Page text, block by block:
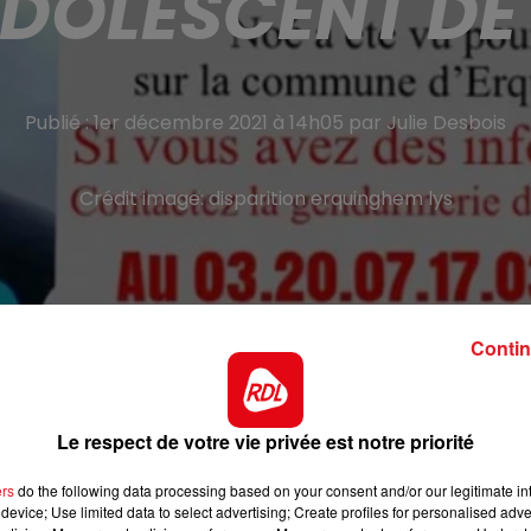
Publié : 1er décembre 2021 à 14h05 par Julie Desbois
Crédit image:disparition erquinghem lys
à témoins. Noé, Blondez, 15 ans a disparu après
vers 19h ce mardi. L’adolescent mesure 1m70, a les
orange ou beige avec un manteau noir. Il ne
Le respect de votre vie privée est notre priorité
do the following data processing based on your consent and/or our legitimate
Use limited data to select advertising; Create profiles for personalised